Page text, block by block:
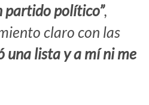
partido político”,
claro con las
una lista y a mí ni me